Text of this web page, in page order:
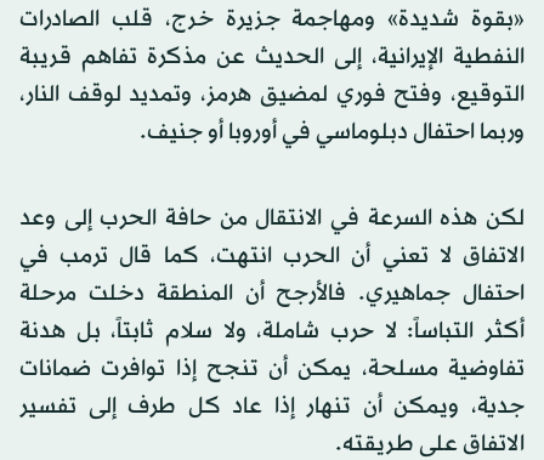
«بقوة شديدة» ومهاجمة جزيرة خرج، قلب الصادرات
النفطية الإيرانية، إلى الحديث عن مذكرة تفاهم قريبة
التوقيع، وفتح فوري لمضيق هرمز، وتمديد لوقف النار،
وربما احتفال دبلوماسي في أوروبا أو جنيف.
لكن هذه السرعة في الانتقال من حافة الحرب إلى وعد
الاتفاق لا تعني أن الحرب انتهت، كما قال ترمب في
احتفال جماهيري. فالأرجح أن المنطقة دخلت مرحلة
أكثر التباساً: لا حرب شاملة، ولا سلام ثابتاً، بل هدنة
تفاوضية مسلحة، يمكن أن تنجح إذا توافرت ضمانات
جدية، ويمكن أن تنهار إذا عاد كل طرف إلى تفسير
الاتفاق على طريقته.